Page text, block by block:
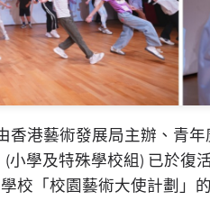
香港藝術發展局主辦、青
學及特殊學校組) 已於復
校「校園藝術大使計劃」